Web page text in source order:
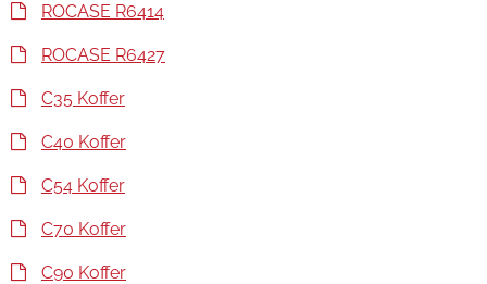
ROCASE R6414
ROCASE R6427
C35 Koffer
C40 Koffer
C54 Koffer
C70 Koffer
C90 Koffer